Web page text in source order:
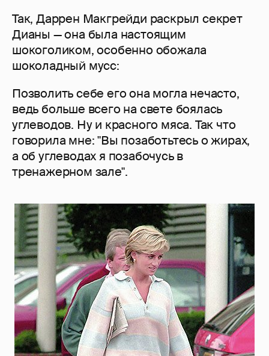
Так, Даррен Макгрейди раскрыл секрет
Дианы — она была настоящим
шокоголиком, особенно обожала
шоколадный мусс:
Позволить себе его она могла нечасто,
ведь больше всего на свете боялась
углеводов. Ну и красного мяса. Так что
говорила мне: "Вы позаботьтесь о жирах,
а об углеводах я позабочусь в
тренажерном зале".